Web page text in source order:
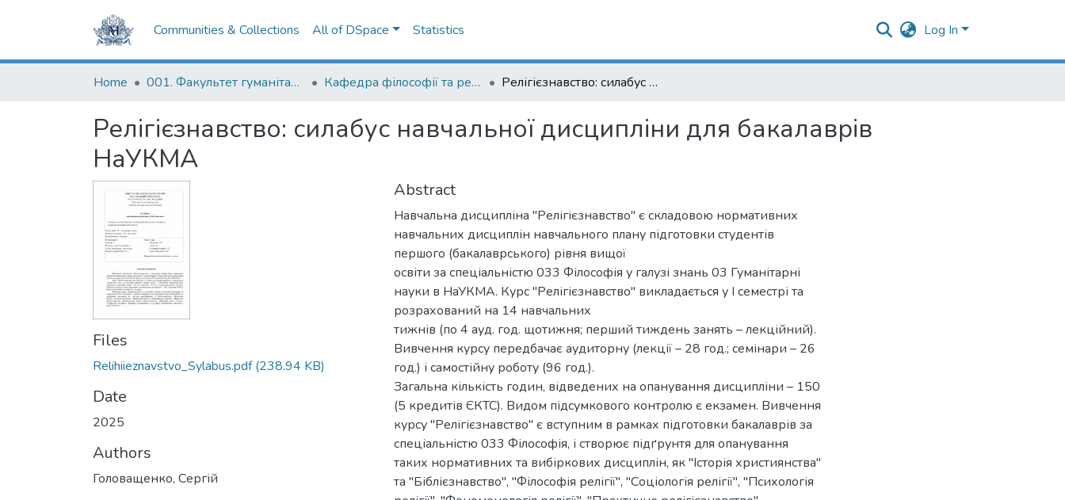
Communities & Collections All of DSpace Statistics Log In
Home 001. Факультет гуманітарних наук Кафедра філософії та релігієзнавства Релігієзнавство: силабус навчальної дисципліни для бакалаврів НаУКМА
Релігієзнавство: силабус навчальної дисципліни для бакалаврів
НаУКМА
Files
Relihiieznavstvo_Sylabus.pdf(238.94 KB)
Date
2025
Authors
Головащенко, Сергій
Abstract
Навчальна дисципліна "Релігієзнавство" є складовою нормативних
навчальних дисциплін навчального плану підготовки студентів
першого (бакалаврського) рівня вищої
освіти за спеціальністю 033 Філософія у галузі знань 03 Гуманітарні
науки в НаУКМА. Курс "Релігієзнавство" викладається у І семестрі та
розрахований на 14 навчальних
тижнів (по 4 ауд. год. щотижня; перший тиждень занять – лекційний).
Вивчення курсу передбачає аудиторну (лекції – 28 год.; семінари – 26
год.) і самостійну роботу (96 год.).
Загальна кількість годин, відведених на опанування дисципліни – 150
(5 кредитів ЄКТС). Видом підсумкового контролю є екзамен. Вивчення
курсу "Релігієзнавство" є вступним в рамках підготовки бакалаврів за
спеціальністю 033 Філософія, і створює підґрунтя для опанування
таких нормативних та вибіркових дисциплін, як "Історія християнства"
та "Біблієзнавство", "Філософія релігії", "Соціологія релігії", "Психологія